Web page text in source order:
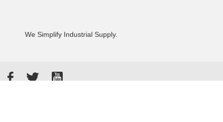
We Simplify Industrial Supply.
FacebookTwitterYouTube